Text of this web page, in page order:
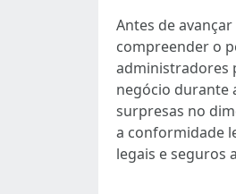
Antes de
compreender o
administradores
negócio durante
surpresas no
a conformidade
legais e seguros